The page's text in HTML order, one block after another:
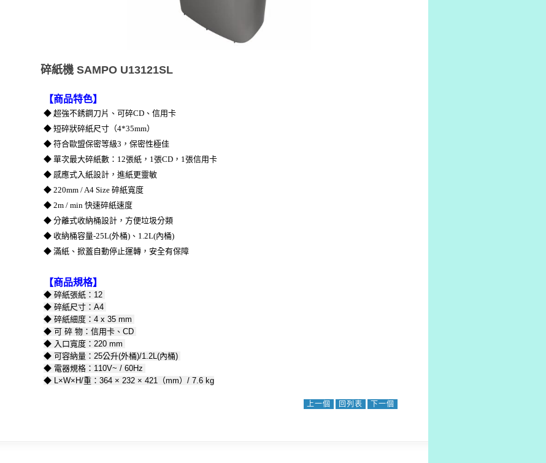
碎紙機 SAMPO U13121SL
【商品特色】
◆ 超強不銹鋼刀片、可碎CD、信用卡
◆ 短碎狀碎紙尺寸（4*35mm）
◆ 符合歐盟保密等級3，保密性極佳
◆ 單次最大碎紙數：12張紙，1張CD，1張信用卡
◆ 感應式入紙設計，進紙更靈敏
◆ 220mm / A4 Size 碎紙寬度
◆ 2m / min 快速碎紙速度
◆ 分離式收納桶設計，方便垃圾分類
◆ 收納桶容量-25L(外桶)、1.2L(內桶)
◆ 滿紙、掀蓋自動停止運轉，安全有保障
【商品規格】
◆ 碎紙張紙：12
◆ 碎紙尺寸：A4
◆ 碎紙細度：4 x 35 mm
◆ 可 碎 物：信用卡、CD
◆ 入口寬度：220 mm
◆ 可容納量：25公升(外桶)/1.2L(內桶)
◆ 電器規格：110V~ / 60Hz
◆ L×W×H/重：364 × 232 × 421（mm）/ 7.6 kg
上一個 回列表 下一個